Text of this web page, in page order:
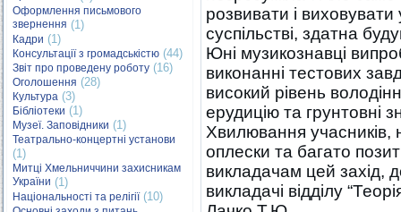
Оформлення письмового
звернення (1)
Кадри (1)
Консультації з громадськістю (44)
Звіт про проведену роботу (16)
Оголошення (28)
Культура (3)
Бібліотеки (1)
Музеї. Заповідники (1)
Театрально-концертні установи
(1)
Митці Хмельниччини захисникам
України (1)
Національності та релігії(10)
розвивати і
суспільстві, здатна
Юні музикознавці
виконанні тестових
високий рівень
ерудицію та грунтовні
Хвилювання учасників,
оплески та багато
викладачам цей захід,
викладачі відділу